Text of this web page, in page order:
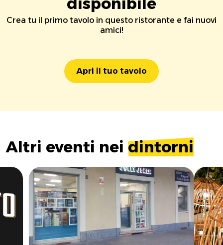
Crea tu il primo tavolo in questo ristorante e fai nuovi
amici!
Apri il tuo tavolo
Altri eventi nei dintorni